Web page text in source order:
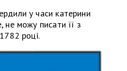
у часи катерини
не можу писати її з
році.